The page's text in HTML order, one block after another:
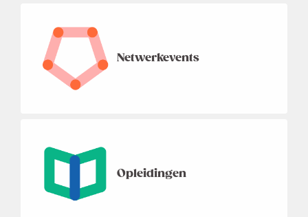
Netwerkevents
Opleidingen